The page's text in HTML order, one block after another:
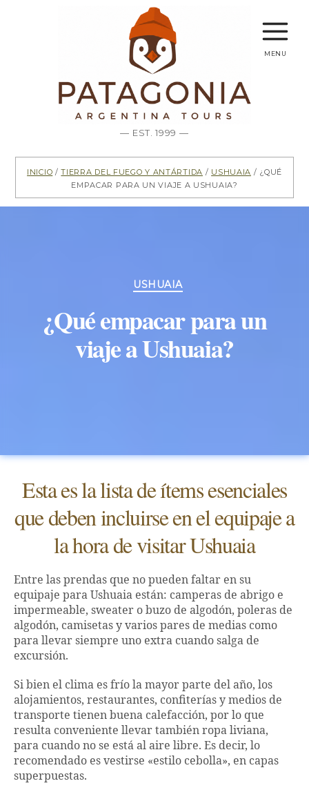
— EST. 1999 —
menu
Inicio /Tierra del Fuego y Antártida / Ushuaia / ¿Qué
empacar para un viaje a Ushuaia?
Categorías
USHUAIA
¿Qué empacar para un
viaje a Ushuaia?
Esta es la lista de ítems esenciales
que deben incluirse en el equipaje a
la hora de visitar Ushuaia
Entre las prendas que no pueden faltar en su
equipaje para Ushuaia están: camperas de abrigo e
impermeable, sweater o buzo de algodón, poleras de
algodón, camisetas y varios pares de medias como
para llevar siempre uno extra cuando salga de
excursión.
Si bien el clima es frío la mayor parte del año, los
alojamientos, restaurantes, confiterías y medios de
transporte tienen buena calefacción, por lo que
resulta conveniente llevar también ropa liviana,
para cuando no se está al aire libre. Es decir, lo
recomendado es vestirse «estilo cebolla», en capas
superpuestas.